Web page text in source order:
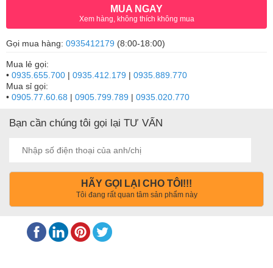
MUA NGAY
Xem hàng, không thích không mua
Gọi mua hàng: 0935412179 (8:00-18:00)
Mua lẻ gọi:
• 0935.655.700 | 0935.412.179 | 0935.889.770
Mua sỉ gọi:
• 0905.77.60.68 | 0905.799.789 | 0935.020.770
Bạn cần chúng tôi gọi lại TƯ VẤN
HÃY GỌI LẠI CHO TÔI!!!
Tôi đang rất quan tâm sản phẩm này